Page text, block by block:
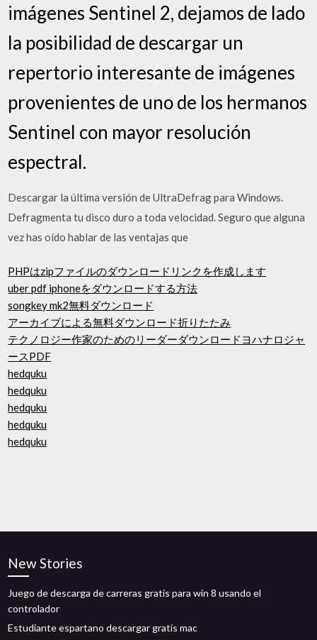
imágenes Sentinel 2, dejamos de lado
la posibilidad de descargar un
repertorio interesante de imágenes
provenientes de uno de los hermanos
Sentinel con mayor resolución
espectral.
Descargar la última versión de UltraDefrag para Windows.
Defragmenta tu disco duro a toda velocidad. Seguro que alguna
vez has oído hablar de las ventajas que
PHPはzipファイルのダウンロードリンクを作成します
uber pdf iphoneをダウンロードする方法
songkey mk2無料ダウンロード
アーカイブによる無料ダウンロード折りたたみ
テクノロジー作家のためのリーダーダウンロードヨハナロジャ
ースPDF
hedquku
hedquku
hedquku
hedquku
hedquku
New Stories
Juego de descarga de carreras gratis para win 8 usando el
controlador
Estudiante espartano descargar gratis mac